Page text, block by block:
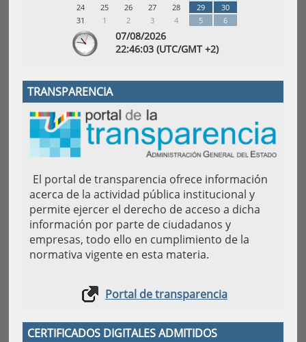
24
25 26 27 28 29
30
31
1 2 3 4 5 6
07/08/2026
22:46:03 (UTC/GMT +2)
TRANSPARENCIA
El portal de transparencia ofrece información
acerca de la actividad pública institucional y
permite ejercer el derecho de acceso a dicha
información por parte de ciudadanos y
empresas, todo ello en cumplimiento de la
normativa vigente en esta materia.
Portal de transparencia
CERTIFICADOS DIGITALES ADMITIDOS